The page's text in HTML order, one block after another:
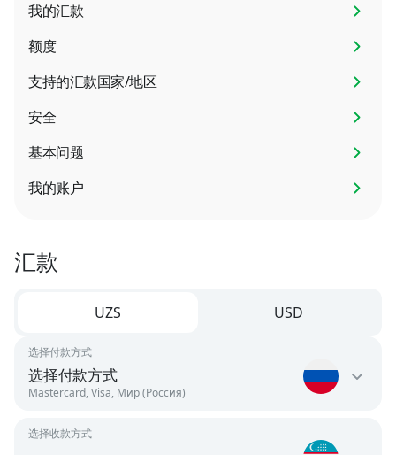
我的汇款
额度
支持的汇款国家/地区
安全
基本问题
我的账户
汇款
选择付款方式
选择付款方式
Mastercard, Visa, Мир (Россия)
Russia
选择收款方式
UZS USD